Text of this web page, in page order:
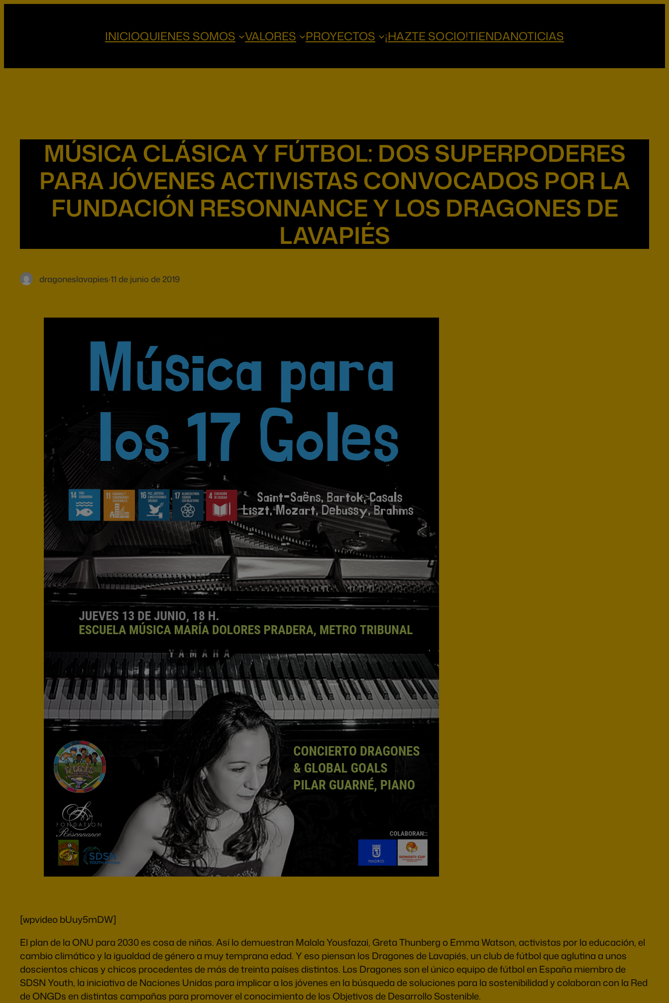
INICIOQUIENES SOMOS VALORES PROYECTOS ¡HAZTE SOCIO!TIENDANOTICIAS
MÚSICA CLÁSICA Y FÚTBOL: DOS SUPERPODERES
PARA JÓVENES ACTIVISTAS CONVOCADOS POR LA
FUNDACIÓN RESONNANCE Y LOS DRAGONES DE
LAVAPIÉS
dragoneslavapies·11 de junio de 2019
[wpvideo bUuy5mDW]
El plan de la ONU para 2030 es cosa de niñas. Así lo demuestran Malala Yousfazai, Greta Thunberg o Emma Watson, activistas por la educación, el
cambio climático y la igualdad de género a muy temprana edad. Y eso piensan los Dragones de Lavapiés, un club de fútbol que aglutina a unos
doscientos chicas y chicos procedentes de más de treinta países distintos. Los Dragones son el único equipo de fútbol en España miembro de
SDSN Youth, la iniciativa de Naciones Unidas para implicar a los jóvenes en la búsqueda de soluciones para la sostenibilidad y colaboran con la Red
de ONGDs en distintas campañas para promover el conocimiento de los Objetivos de Desarrollo Sostenible.